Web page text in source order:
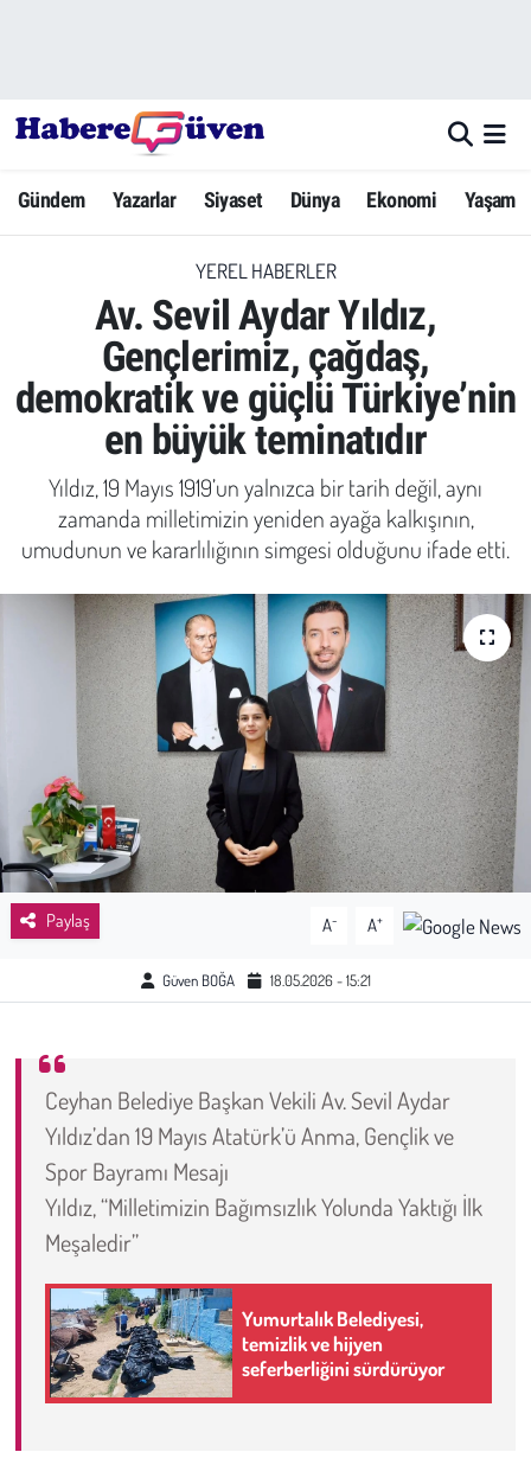
Gündem Yazarlar Siyaset Dünya Ekonomi Yaşam
YEREL HABERLER
Av. Sevil Aydar Yıldız,
Gençlerimiz, çağdaş,
demokratik ve güçlü Türkiye’nin
en büyük teminatıdır
Yıldız, 19 Mayıs 1919’un yalnızca bir tarih değil, aynı
zamanda milletimizin yeniden ayağa kalkışının,
umudunun ve kararlılığının simgesi olduğunu ifade etti.
Paylaş A- A+
Güven BOĞA 18.05.2026 - 15:21
Ceyhan Belediye Başkan Vekili Av. Sevil Aydar
Yıldız’dan 19 Mayıs Atatürk’ü Anma, Gençlik ve
Spor Bayramı Mesajı
Yıldız, “Milletimizin Bağımsızlık Yolunda Yaktığı İlk
Meşaledir”
Yumurtalık Belediyesi,
temizlik ve hijyen
seferberliğini sürdürüyor
Yazarlar
Dünya
Ekonomi
Yaşam
Yerel Haberler
Eğitim
Kadın
Emek
Spor
Çocuk
Kültür Sanat
Bilim - Teknoloji
İnsan Hakları
Hayvan Hakları
Çevre
Galeri
Günün İçinden
Vefat İlanları
Tarih
Hava Durumu
Trafik Durumu
Süper Lig Puan Durumu ve Fikstür
Tüm Manşetler
Son Dakika Haberleri
Haber Arşivi